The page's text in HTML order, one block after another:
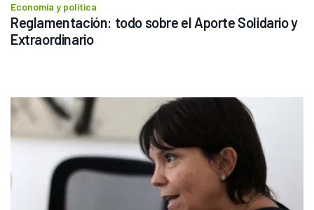
Economía y política
Reglamentación: todo sobre el Aporte Solidario y
Extraordinario